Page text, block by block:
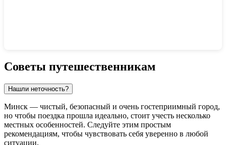
Советы путешественникам
Нашли неточность?
Минск — чистый, безопасный и очень гостеприимный город,
но чтобы поездка прошла идеально, стоит учесть несколько
местных особенностей. Следуйте этим простым
рекомендациям, чтобы чувствовать себя уверенно в любой
ситуации.